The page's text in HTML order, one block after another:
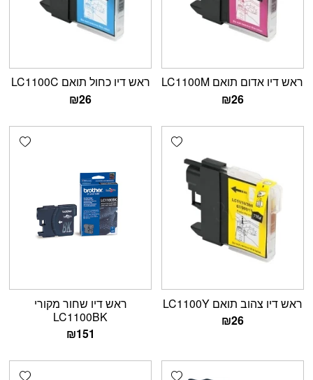
ראש דיו אדום תואם LC1100M
₪26
ראש דיו כחול תואם LC1100C
₪26
Add wishlist
ראש דיו צהוב תואם LC1100Y
₪26
ראש דיו שחור מקורי
LC1100BK
₪151
Add wishlist